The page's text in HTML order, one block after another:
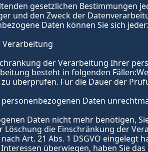
gesetzlichen Bestimmungen
und den Zweck der
Daten können Sie sich
Verarbeitung
der Verarbeitung Ihrer
besteht in folgenden
überprüfen. Für die Dauer der
Daten
Daten nicht mehr benötigen,
Löschung die Einschränkung der
Art. 21 Abs. 1 DSGVO
überwiegen, haben Sie